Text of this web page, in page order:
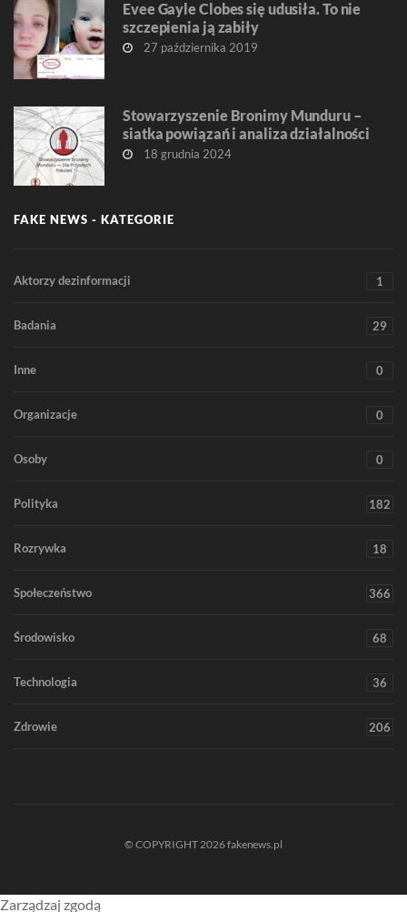
Evee Gayle Clobes się udusiła. To nie
szczepienia ją zabiły
27 października 2019
Stowarzyszenie Bronimy Munduru –
siatka powiązań i analiza działalności
18 grudnia 2024
FAKE NEWS - KATEGORIE
Aktorzy dezinformacji 1
Badania 29
Inne 0
Organizacje 0
Osoby 0
Polityka 182
Rozrywka 18
Społeczeństwo 366
Środowisko 68
Technologia 36
Zdrowie 206
© COPYRIGHT 2026 fakenews.pl
Zarządzaj zgodą